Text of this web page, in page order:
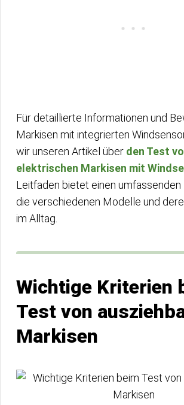
Für detaillierte Informationen und
Markisen mit integrierten
wir unseren Artikel über den Test
elektrischen Markisen mit
Leitfaden bietet einen
die verschiedenen Modelle und
im Alltag.
Wichtige Kriterien
Test von
Markisen